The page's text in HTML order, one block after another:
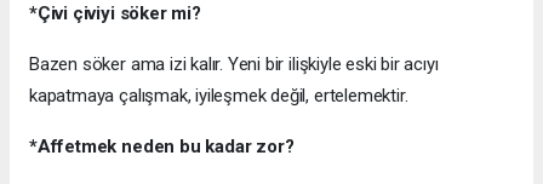
*Çivi çiviyi söker mi?
Bazen söker ama izi kalır. Yeni bir ilişkiyle eski bir acıyı
kapatmaya çalışmak, iyileşmek değil, ertelemektir.
*Affetmek neden bu kadar zor?